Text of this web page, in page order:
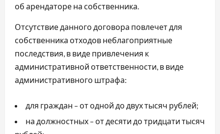
об арендаторе на собственника.
Отсутствие данного договора повлечет для
собственника отходов неблагоприятные
последствия, в виде привлечения к
административной ответственности, в виде
административного штрафа:
для граждан – от одной до двух тысяч рублей;
на должностных – от десяти до тридцати тысяч